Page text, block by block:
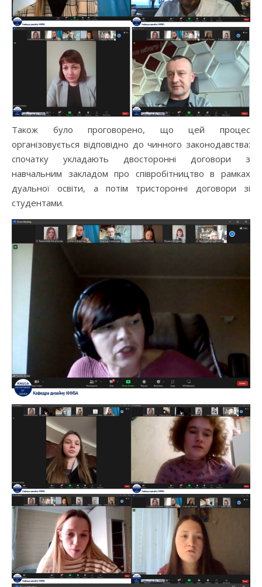
Також було проговорено, що цей процес
організовується відповідно до чинного законодавства:
спочатку укладають двосторонні договори з
навчальним закладом про співробітництво в рамках
дуальної освіти, а потім тристоронні договори зі
студентами.